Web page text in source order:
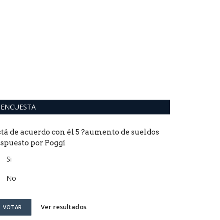
ENCUESTA
de acuerdo con él 5 ?aumento de sueldos
por Poggi
Si
No
VOTAR Ver resultados